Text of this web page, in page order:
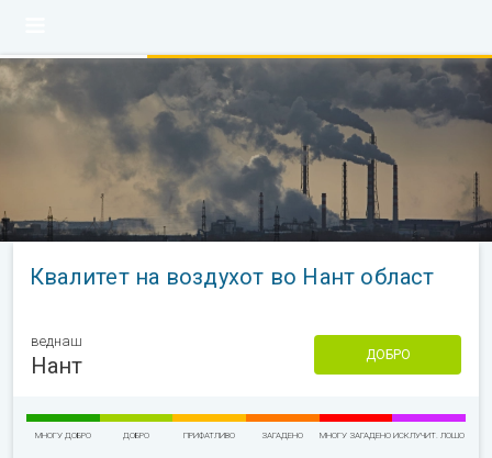
Квалитет на воздухот во Нант област
веднаш
Нант ДОБРО
МНОГУ ДОБРО ДОБРО ПРИФАТЛИВО ЗАГАДЕНО МНОГУ ЗАГАДЕНО ИСКЛУЧИТ. ЛОШО